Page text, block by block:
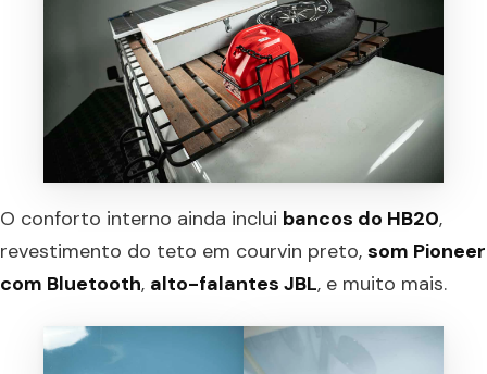
O conforto interno ainda inclui bancos do HB20,
revestimento do teto em courvin preto, som Pioneer
com Bluetooth, alto-falantes JBL, e muito mais.